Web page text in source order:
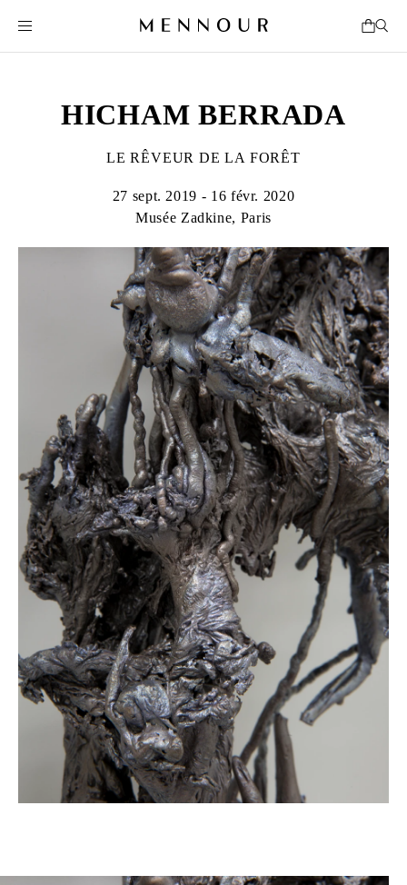
HICHAM BERRADA
LE RÊVEUR DE LA FORÊT
27 sept. 2019 - 16 févr. 2020
Musée Zadkine, Paris